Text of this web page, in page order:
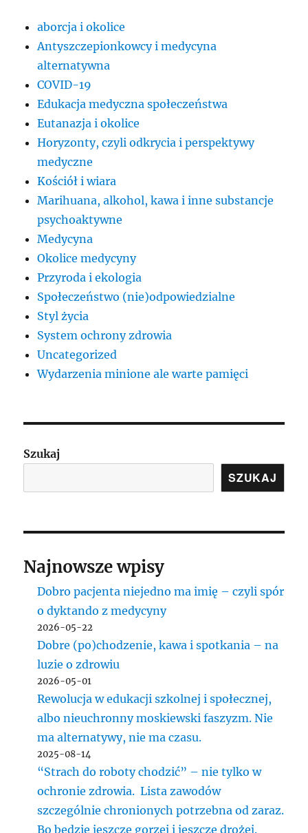
aborcja i okolice
Antyszczepionkowcy i medycyna
alternatywna
COVID-19
Edukacja medyczna społeczeństwa
Eutanazja i okolice
Horyzonty, czyli odkrycia i perspektywy
medyczne
Kościół i wiara
Marihuana, alkohol, kawa i inne substancje
psychoaktywne
Medycyna
Okolice medycyny
Przyroda i ekologia
Społeczeństwo (nie)odpowiedzialne
Styl życia
System ochrony zdrowia
Uncategorized
Wydarzenia minione ale warte pamięci
Szukaj
SZUKAJ
Najnowsze wpisy
Dobro pacjenta niejedno ma imię – czyli spór
o dyktando z medycyny
2026-05-22
Dobre (po)chodzenie, kawa i spotkania – na
luzie o zdrowiu
2026-05-01
Rewolucja w edukacji szkolnej i społecznej,
albo nieuchronny moskiewski faszyzm. Nie
ma alternatywy, nie ma czasu.
2025-08-14
“Strach do roboty chodzić” – nie tylko w
ochronie zdrowia. Lista zawodów
szczególnie chronionych potrzebna od zaraz.
Bo będzie jeszcze gorzej i jeszcze drożej.